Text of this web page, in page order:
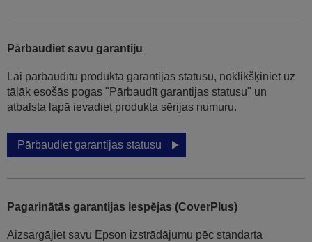
Pārbaudiet savu garantiju
Lai pārbaudītu produkta garantijas statusu, noklikšķiniet uz
tālāk esošās pogas "Pārbaudīt garantijas statusu" un
atbalsta lapā ievadiet produkta sērijas numuru.
Pārbaudiet garantijas statusu
Pagarinātās garantijas iespējas (CoverPlus)
Aizsargājiet savu Epson izstrādājumu pēc standarta